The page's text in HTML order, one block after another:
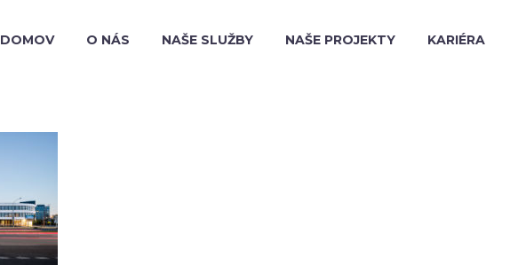
DOMOV O NÁS NAŠE SLUŽBY NAŠE PROJEKTY KARIÉRA